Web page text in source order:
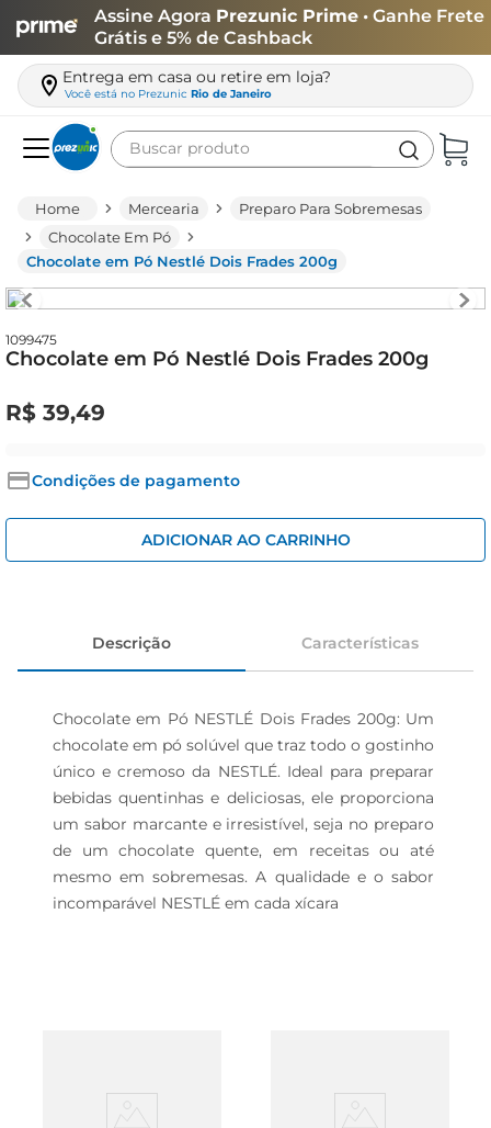
Assine Agora Prezunic Prime • Ganhe Frete
Grátis e 5% de Cashback
Entrega em casa ou retire em loja?
Você está no Prezunic Rio de Janeiro
Buscar produto
Mercearia
Preparo Para Sobremesas
Chocolate Em Pó
Chocolate em Pó Nestlé Dois Frades 200g
1099475
Chocolate em Pó Nestlé Dois Frades 200g
R$ 39,49
Condições de pagamento
ADICIONAR AO CARRINHO
Descrição Características
Chocolate em Pó NESTLÉ Dois Frades 200g: Um
chocolate em pó solúvel que traz todo o gostinho
único e cremoso da NESTLÉ. Ideal para preparar
bebidas quentinhas e deliciosas, ele proporciona
um sabor marcante e irresistível, seja no preparo
de um chocolate quente, em receitas ou até
mesmo em sobremesas. A qualidade e o sabor
incomparável NESTLÉ em cada xícara
leite
queijo
azeite
cerveja